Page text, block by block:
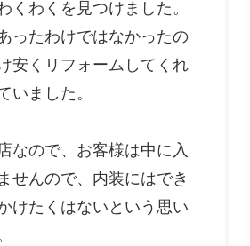
くわくを見つけました。
ったわけではなかったの
安くリフォームしてくれ
いました。
なので、お客様は中に入
せんので、内装にはでき
けたくはないという思い